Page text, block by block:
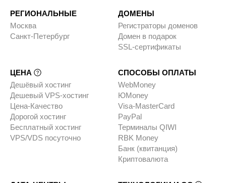
РЕГИОНАЛЬНЫЕ
Москва
Санкт-Петербург
ДОМЕНЫ
Регистраторы доменов
Домен в подарок
SSL-сертификаты
ЦЕНА
Дешёвый хостинг
Дешевый VPS-хостинг
Цена-Качество
Дорогой хостинг
Бесплатный хостинг
VPS/VDS посуточно
СПОСОБЫ ОПЛАТЫ
WebMoney
ЮMoney
Visa-MasterCard
PayPal
Терминалы QIWI
RBK Money
Банк (квитанция)
Криптовалюта